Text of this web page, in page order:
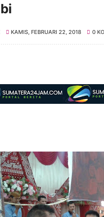
KAMIS, FEBRUARI 22, 2018 0